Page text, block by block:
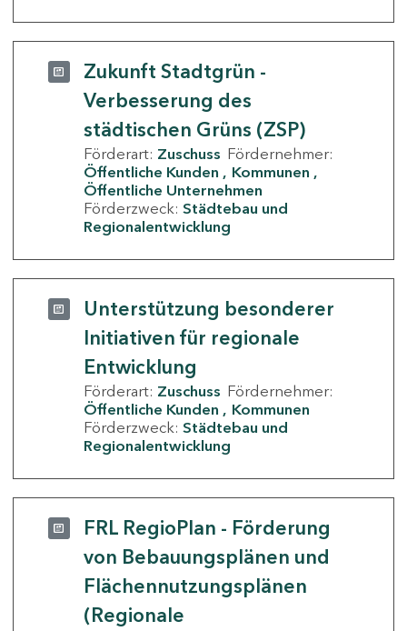
Zukunft Stadtgrün -
Verbesserung des
städtischen Grüns (ZSP)
Förderart: Zuschuss Fördernehmer:
Öffentliche Kunden
Kommunen
Öffentliche Unternehmen
Förderzweck: Städtebau und
Regionalentwicklung
Unterstützung besonderer
Initiativen für regionale
Entwicklung
Förderart: Zuschuss Fördernehmer:
Öffentliche Kunden
Kommunen
Förderzweck: Städtebau und
Regionalentwicklung
FRL RegioPlan - Förderung
von Bebauungsplänen und
Flächennutzungsplänen
(Regionale